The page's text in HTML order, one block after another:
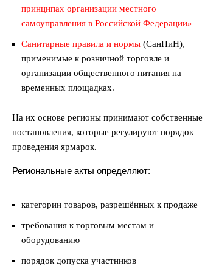
принципах организации местного
самоуправления в Российской Федерации»
Санитарные правила и нормы (СанПиН),
применимые к розничной торговле и
организации общественного питания на
временных площадках.
На их основе регионы принимают собственные
постановления, которые регулируют порядок
проведения ярмарок.
Региональные акты определяют:
категории товаров, разрешённых к продаже
требования к торговым местам и
оборудованию
порядок допуска участников